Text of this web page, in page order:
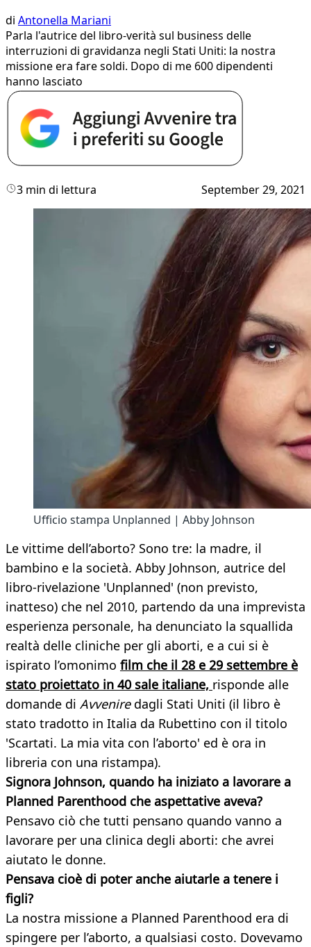
di Antonella Mariani
Parla l'autrice del libro-verità sul business delle
interruzioni di gravidanza negli Stati Uniti: la nostra
missione era fare soldi. Dopo di me 600 dipendenti
hanno lasciato
3 min di lettura September 29, 2021
Ufficio stampa Unplanned | Abby Johnson
Le vittime dell’aborto? Sono tre: la madre, il
bambino e la società. Abby Johnson, autrice del
libro-rivelazione 'Unplanned' (non previsto,
inatteso) che nel 2010, partendo da una imprevista
esperienza personale, ha denunciato la squallida
realtà delle cliniche per gli aborti, e a cui si è
ispirato l’omonimo film che il 28 e 29 settembre è
stato proiettato in 40 sale italiane, risponde alle
domande di Avveniredagli Stati Uniti (il libro è
stato tradotto in Italia da Rubettino con il titolo
'Scartati. La mia vita con l’aborto' ed è ora in
libreria con una ristampa).
Signora Johnson, quando ha iniziato a lavorare a
Planned Parenthood che aspettative aveva?
Pensavo ciò che tutti pensano quando vanno a
lavorare per una clinica degli aborti: che avrei
aiutato le donne.
Pensava cioè di poter anche aiutarle a tenere i
figli?
La nostra missione a Planned Parenthood era di
spingere per l’aborto, a qualsiasi costo. Dovevamo